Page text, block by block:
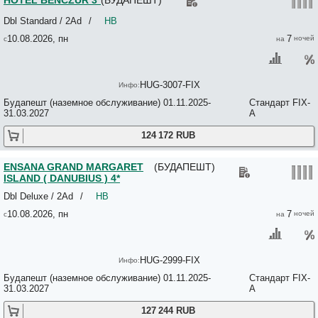
MAVERICK CITY LODGE - HOSTEL 2*
Maverick Downtown 2*
Medos Hotel 3*
MERCURE BUDAPEST CASTLE HILL (ex. MERCURE BUDA) 4*
MERCURE BUDAPEST CITY CENTER 4*
MERCURE BUDAPEST KORONA 4*
METRO 3*
Michael Apartment 3*
Micofogado 3*
Milford Suites Budapest 4*
Milky Way 2*
Miller Hostel 2*
Minol 3*
MIRAGE MEDIC HOTEL 4*
Monte Christo 3*
Motel California 3*
Moxy Budapest Downtown No*
10.08.2026, пн
Будапешт (наземное обслуживание) 01.11.2025-
31.03.2027
Стандарт FIX-
A
7
/ HB
Dbl Standard / 2Ad
124 172 RUB
HUG-3007-FIX
10.08.2026, пн
Будапешт (наземное обслуживание) 01.11.2025-
31.03.2027
Стандарт FIX-
A
7
ENSANA GRAND MARGARET
ISLAND ( DANUBIUS ) 4*
(БУДАПЕШТ)
/ HB
Dbl Deluxe / 2Ad
127 244 RUB
HUG-2999-FIX